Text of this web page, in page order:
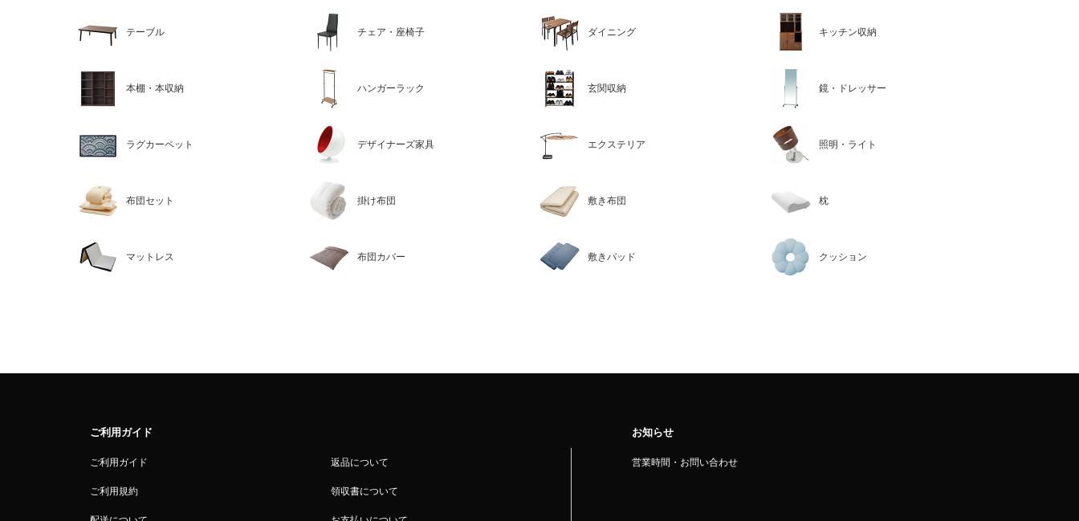
テーブル チェア・座椅子 ダイニング キッチン収納
本棚・本収納 ハンガーラック 玄関収納 鏡・ドレッサー
ラグカーペット デザイナーズ家具 エクステリア 照明・ライト
布団セット 掛け布団 敷き布団 枕
マットレス 布団カバー 敷きパッド クッション
ご利用ガイド
ご利用ガイド
ご利用規約
返品について
領収書について
お知らせ
営業時間・お問い合わせ